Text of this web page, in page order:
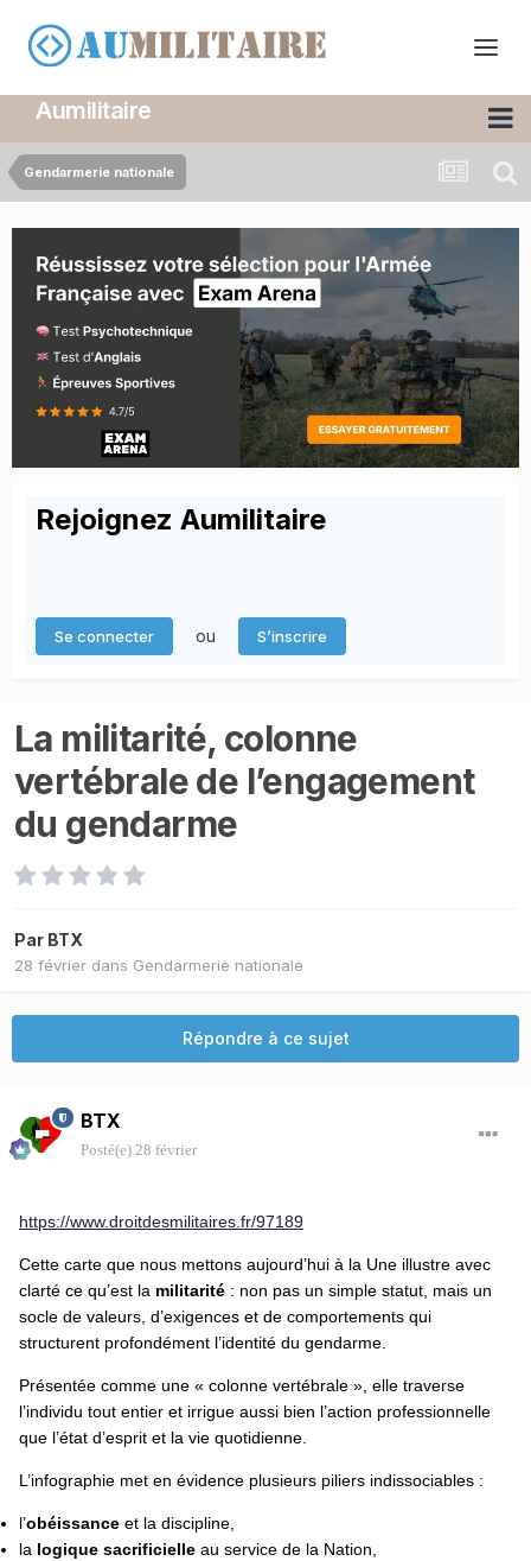
Aumilitaire
Gendarmerie nationale
Rejoignez Aumilitaire
Se connecter ou S’inscrire
La militarité, colonne
vertébrale de l’engagement
du gendarme
Par BTX
28 février dans Gendarmerie nationale
Répondre à ce sujet
BTX
Posté(e) 28 février
https://www.droitdesmilitaires.fr/97189
Cette carte que nous mettons aujourd’hui à la Une illustre avec
clarté ce qu’est la militarité : non pas un simple statut, mais un
socle de valeurs, d’exigences et de comportements qui
structurent profondément l’identité du gendarme.
Présentée comme une « colonne vertébrale », elle traverse
l’individu tout entier et irrigue aussi bien l’action professionnelle
que l’état d’esprit et la vie quotidienne.
L’infographie met en évidence plusieurs piliers indissociables :
l’obéissance et la discipline,
la logique sacrificielle au service de la Nation,